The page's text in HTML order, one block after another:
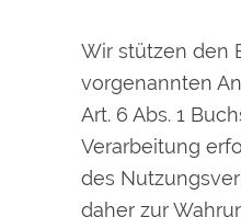
Wir stützen den
vorgenannten
Art. 6 Abs. 1
Verarbeitung
des
daher zur